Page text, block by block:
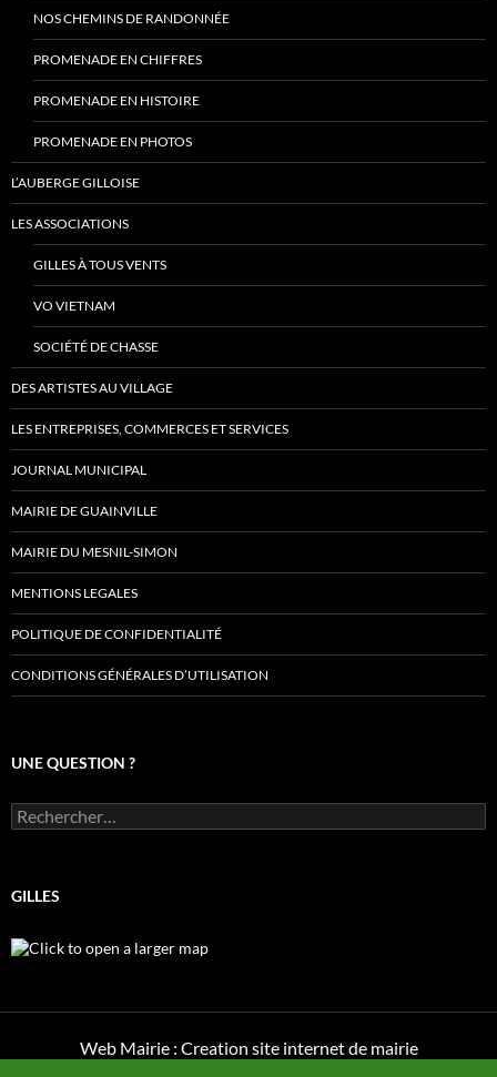
NOS CHEMINS DE RANDONNÉE
PROMENADE EN CHIFFRES
PROMENADE EN HISTOIRE
PROMENADE EN PHOTOS
L’AUBERGE GILLOISE
LES ASSOCIATIONS
GILLES À TOUS VENTS
VO VIETNAM
SOCIÉTÉ DE CHASSE
DES ARTISTES AU VILLAGE
LES ENTREPRISES, COMMERCES ET SERVICES
JOURNAL MUNICIPAL
MAIRIE DE GUAINVILLE
MAIRIE DU MESNIL-SIMON
MENTIONS LEGALES
POLITIQUE DE CONFIDENTIALITÉ
CONDITIONS GÉNÉRALES D’UTILISATION
UNE QUESTION ?
Rechercher :
GILLES
Web Mairie : Creation site internet de mairie